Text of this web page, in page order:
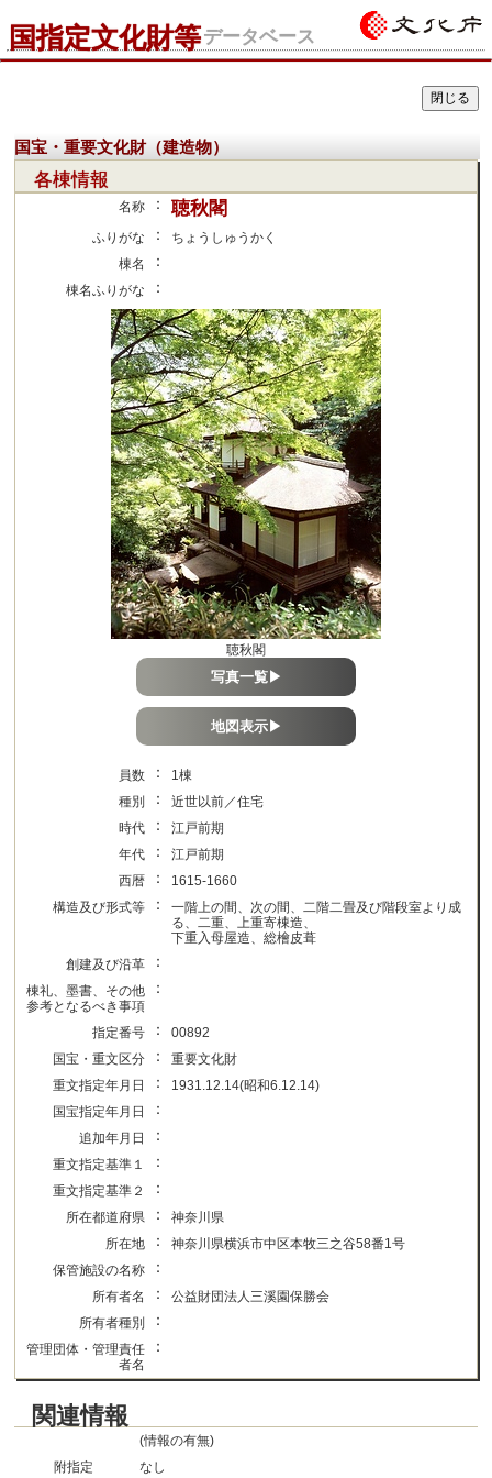
国指定文化財等データベース
国宝・重要文化財（建造物）
各棟情報
名称 ： 聴秋閣
ふりがな ：
ちょうしゅうかく
棟名
：
棟名ふりがな ：
聴秋閣
写真一覧▶
地図表示▶
員数 ：
1棟
種別
：
近世以前／住宅
時代
：
江戸前期
年代
：
江戸前期
西暦
：
1615-1660
構造及び形式等
：
一階上の間、次の間、二階二畳及び階段室より成
る、二重、上重寄棟造、
下重入母屋造、総檜皮葺
創建及び沿革
：
棟礼、墨書、その他
参考となるべき事項
：
指定番号 ：
00892
国宝・重文区分
：
重要文化財
重文指定年月日
：
1931.12.14(昭和6.12.14)
国宝指定年月日
：
追加年月日 ：
重文指定基準１ ：
重文指定基準２ ：
所在都道府県 ：
神奈川県
所在地
：
神奈川県横浜市中区本牧三之谷58番1号
保管施設の名称
：
所有者名 ：
公益財団法人三溪園保勝会
所有者種別
：
管理団体・管理責任
者名
：
関連情報
(情報の有無)
附指定
なし